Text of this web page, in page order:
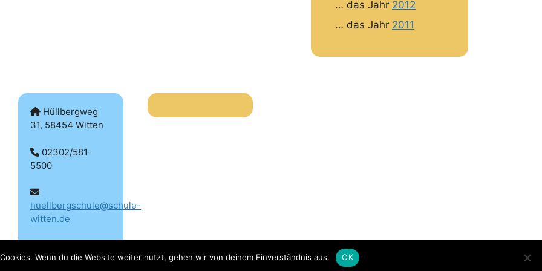
… das Jahr 2012
… das Jahr 2011
Hüllbergweg
31, 58454 Witten
02302/581-
5500
huellbergschule@schule-
witten.de
Wenn du die Website weiter nutzt, gehen wir von deinem Einverständnis aus. OK